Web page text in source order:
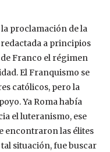
la proclamación de la
a principios
Franco el régimen
El Franquismo se
católicos, pero la
Ya Roma había
el luteranismo, ese
encontraron las élites
situación, fue buscar